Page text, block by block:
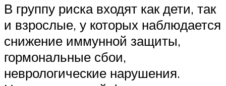
В группу риска входят как дети, так
и взрослые, у которых наблюдается
снижение иммунной защиты,
гормональные сбои,
неврологические нарушения.